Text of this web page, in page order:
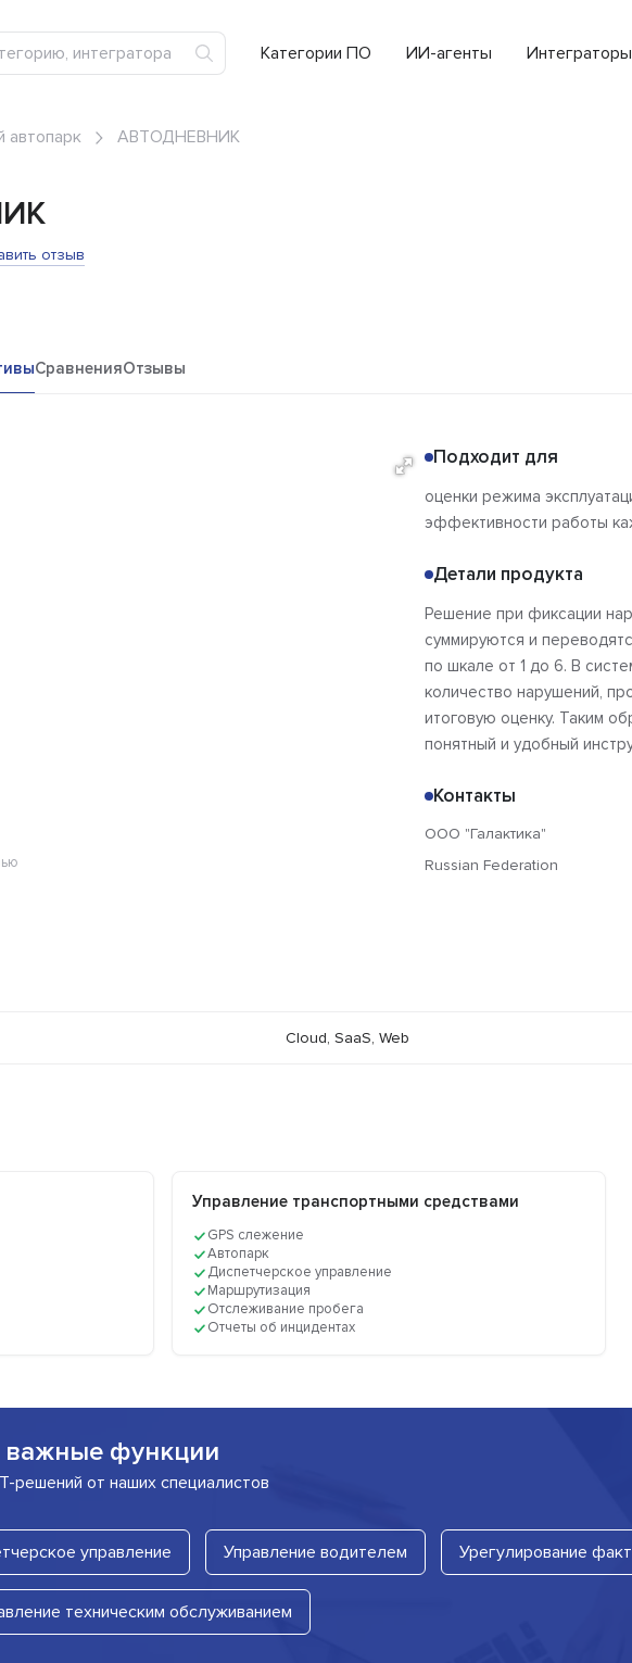
Категории ПО ИИ-агенты Интеграторы
автопарк АВТОДНЕВНИК
отзыв
СравненияОтзывы
Подходит для
оценки режима
эффективности работы
Детали продукта
Решение при фиксации
суммируются и
по шкале от 1 до 6. В
количество нарушений,
итоговую оценку. Таким
понятный и удобный
Контакты
ООО "Галактика"
Russian Federation
Cloud, SaaS, Web
Управление транспортными средствами
GPS слежение
Автопарк
Диспетчерское управление
Маршрутизация
Отслеживание пробега
Отчеты об инцидентах
функции
решений от наших специалистов
управление Управление водителем Урегулирование
техническим обслуживанием